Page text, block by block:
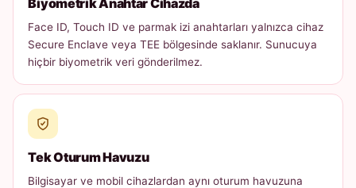
Biyometrik Anahtar Cihazda
Face ID, Touch ID ve parmak izi anahtarları yalnızca cihaz
Secure Enclave veya TEE bölgesinde saklanır. Sunucuya
hiçbir biyometrik veri gönderilmez.
Tek Oturum Havuzu
Bilgisayar ve mobil cihazlardan aynı oturum havuzuna